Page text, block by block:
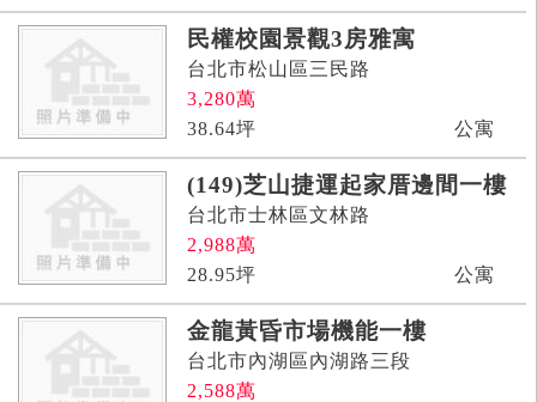
民權校園景觀3房雅寓
台北市松山區三民路
3,280萬
38.64坪 公寓
(149)芝山捷運起家厝邊間一樓
台北市士林區文林路
2,988萬
28.95坪 公寓
金龍黃昏市場機能一樓
台北市內湖區內湖路三段
2,588萬